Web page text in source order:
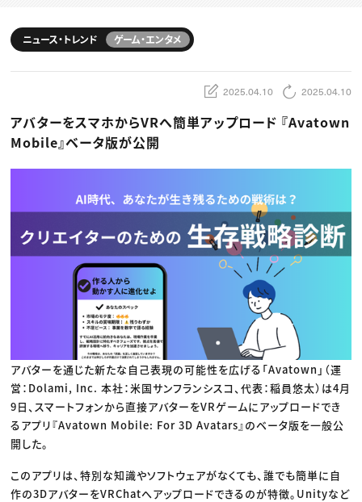
スキルアップしたい！ トップ
デザイン
動画配信・映像制作
ディレクション
業界解説・キャリア事情
お役立ち基礎知識
TOP Creator’s コラム
ゲームクリエイター
映像クリエイター
マーケッター
C＆R Magazine
ニュース・トレンド
ゲーム・エンタメ
広告
出版
CREATIVE VILLAGEからのお知らせ
プロフェッショナル×つながる×メディア
ニュース・トレンド ゲーム・エンタメ
2025.04.10 2025.04.10
アバターをスマホからVRへ簡単アップロード 『Avatown
Mobile』ベータ版が公開
アバターを通じた新たな自己表現の可能性を広げる「Avatown」（運
営：Dolami, Inc. 本社：米国サンフランシスコ、代表：稲員悠太）は4月
9日、スマートフォンから直接アバターをVRゲームにアップロードでき
るアプリ『Avatown Mobile: For 3D Avatars』のベータ版を一般公
開した。
このアプリは、特別な知識やソフトウェアがなくても、誰でも簡単に自
作の3DアバターをVRChatへアップロードできるのが特徴。Unityなど